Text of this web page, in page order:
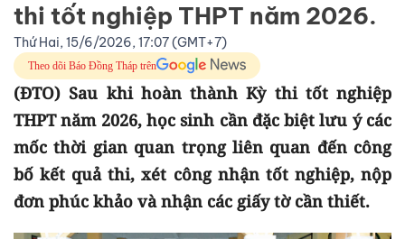
thi tốt nghiệp THPT năm 2026.
Thứ Hai, 15/6/2026, 17:07 (GMT+7)
Theo dõi Báo Đồng Tháp trên
(ĐTO) Sau khi hoàn thành Kỳ thi tốt nghiệp
THPT năm 2026, học sinh cần đặc biệt lưu ý các
mốc thời gian quan trọng liên quan đến công
bố kết quả thi, xét công nhận tốt nghiệp, nộp
đơn phúc khảo và nhận các giấy tờ cần thiết.